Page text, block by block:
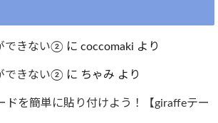
できない② に coccomaki より
できない② に ちゃみ より
ドを簡単に貼り付けよう！【giraffeテー